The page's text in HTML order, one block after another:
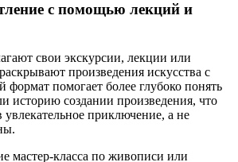
с помощью лекций и
свои экскурсии, лекции или
произведения искусства с
формат помогает более глубоко понять
историю создании произведения, что
увлекательное приключение, а не
мастер-класса по живописи или